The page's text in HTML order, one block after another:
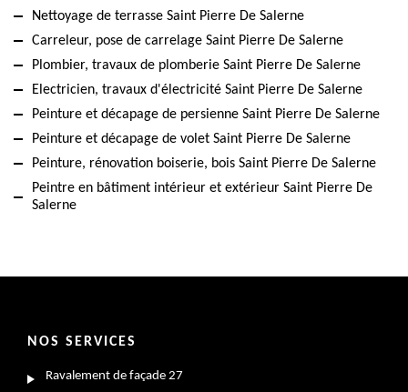
Nettoyage de terrasse Saint Pierre De Salerne
Carreleur, pose de carrelage Saint Pierre De Salerne
Plombier, travaux de plomberie Saint Pierre De Salerne
Electricien, travaux d'électricité Saint Pierre De Salerne
Peinture et décapage de persienne Saint Pierre De Salerne
Peinture et décapage de volet Saint Pierre De Salerne
Peinture, rénovation boiserie, bois Saint Pierre De Salerne
Peintre en bâtiment intérieur et extérieur Saint Pierre De
Salerne
NOS SERVICES
Ravalement de façade 27